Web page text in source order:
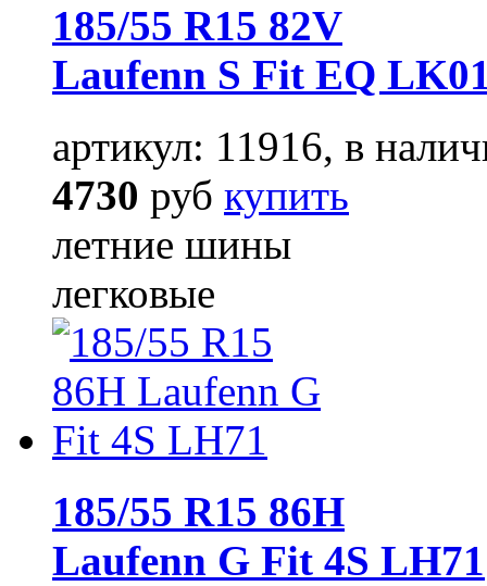
185/55 R15 82V
Laufenn S Fit EQ
артикул: 11916, в
4730 руб купить
летние шины
легковые
185/55 R15 86H
Laufenn G Fit 4S LH71